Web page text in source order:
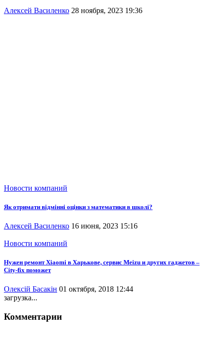
Алексей Василенко 28 ноября, 2023 19:36
Новости компаний
Як отримати відмінні оцінки з математики в школі?
Алексей Василенко 16 июня, 2023 15:16
Новости компаний
Нужен ремонт Xiaomi в Харькове, сервис Meizu и других гаджетов –
City-fix поможет
Олексій Басакін 01 октября, 2018 12:44
загрузка...
Комментарии